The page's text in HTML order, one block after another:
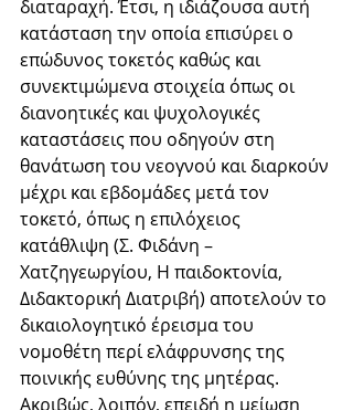
διαταραχή. Έτσι, η ιδιάζουσα αυτή
κατάσταση την οποία επισύρει ο
επώδυνος τοκετός καθώς και
συνεκτιμώμενα στοιχεία όπως οι
διανοητικές και ψυχολογικές
καταστάσεις που οδηγούν στη
θανάτωση του νεογνού και διαρκούν
μέχρι και εβδομάδες μετά τον
τοκετό, όπως η επιλόχειος
κατάθλιψη (Σ. Φιδάνη –
Χατζηγεωργίου, Η παιδοκτονία,
Διδακτορική Διατριβή) αποτελούν το
δικαιολογητικό έρεισμα του
νομοθέτη περί ελάφρυνσης της
ποινικής ευθύνης της μητέρας.
Ακριβώς, λοιπόν, επειδή η μείωση